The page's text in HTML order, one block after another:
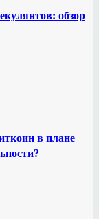
обзор
в плане